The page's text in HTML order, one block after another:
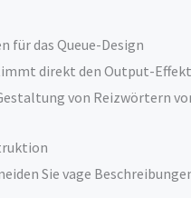
für das Queue-Design
direkt den Output-
von Reizwörtern
Sie vage